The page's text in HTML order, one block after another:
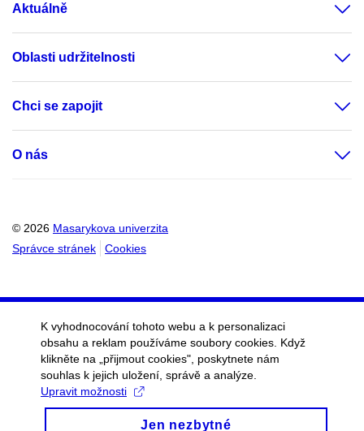
Aktuálně
Oblasti udržitelnosti
Chci se zapojit
O nás
© 2026 Masarykova univerzita
Správce stránek
Cookies
K vyhodnocování tohoto webu a k personalizaci
obsahu a reklam používáme soubory cookies. Když
klikněte na „přijmout cookies", poskytnete nám
souhlas k jejich uložení, správě a analýze.
Upravit možnosti
Jen nezbytné